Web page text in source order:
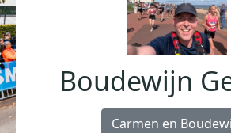
Boudewijn
Carmen en